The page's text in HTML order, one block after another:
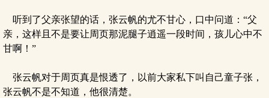
听到了父亲张望的话，张云帆的尤不甘心，口中问道：“父
亲，这样且不是要让周页那泥腿子逍遥一段时间，孩儿心中不
甘啊！”
张云帆对于周页真是恨透了，以前大家私下叫自己童子张，
张云帆不是不知道，他很清楚。